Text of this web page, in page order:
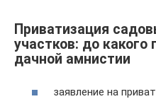
Приватизация
участков: до какого
дачной амнистии
заявление на